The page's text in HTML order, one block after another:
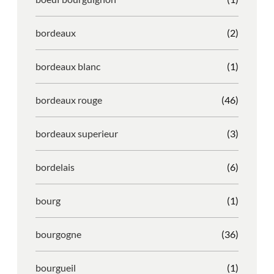
bordeaux (2)
bordeaux blanc (1)
bordeaux rouge (46)
bordeaux superieur (3)
bordelais (6)
bourg (1)
bourgogne (36)
bourgueil (1)